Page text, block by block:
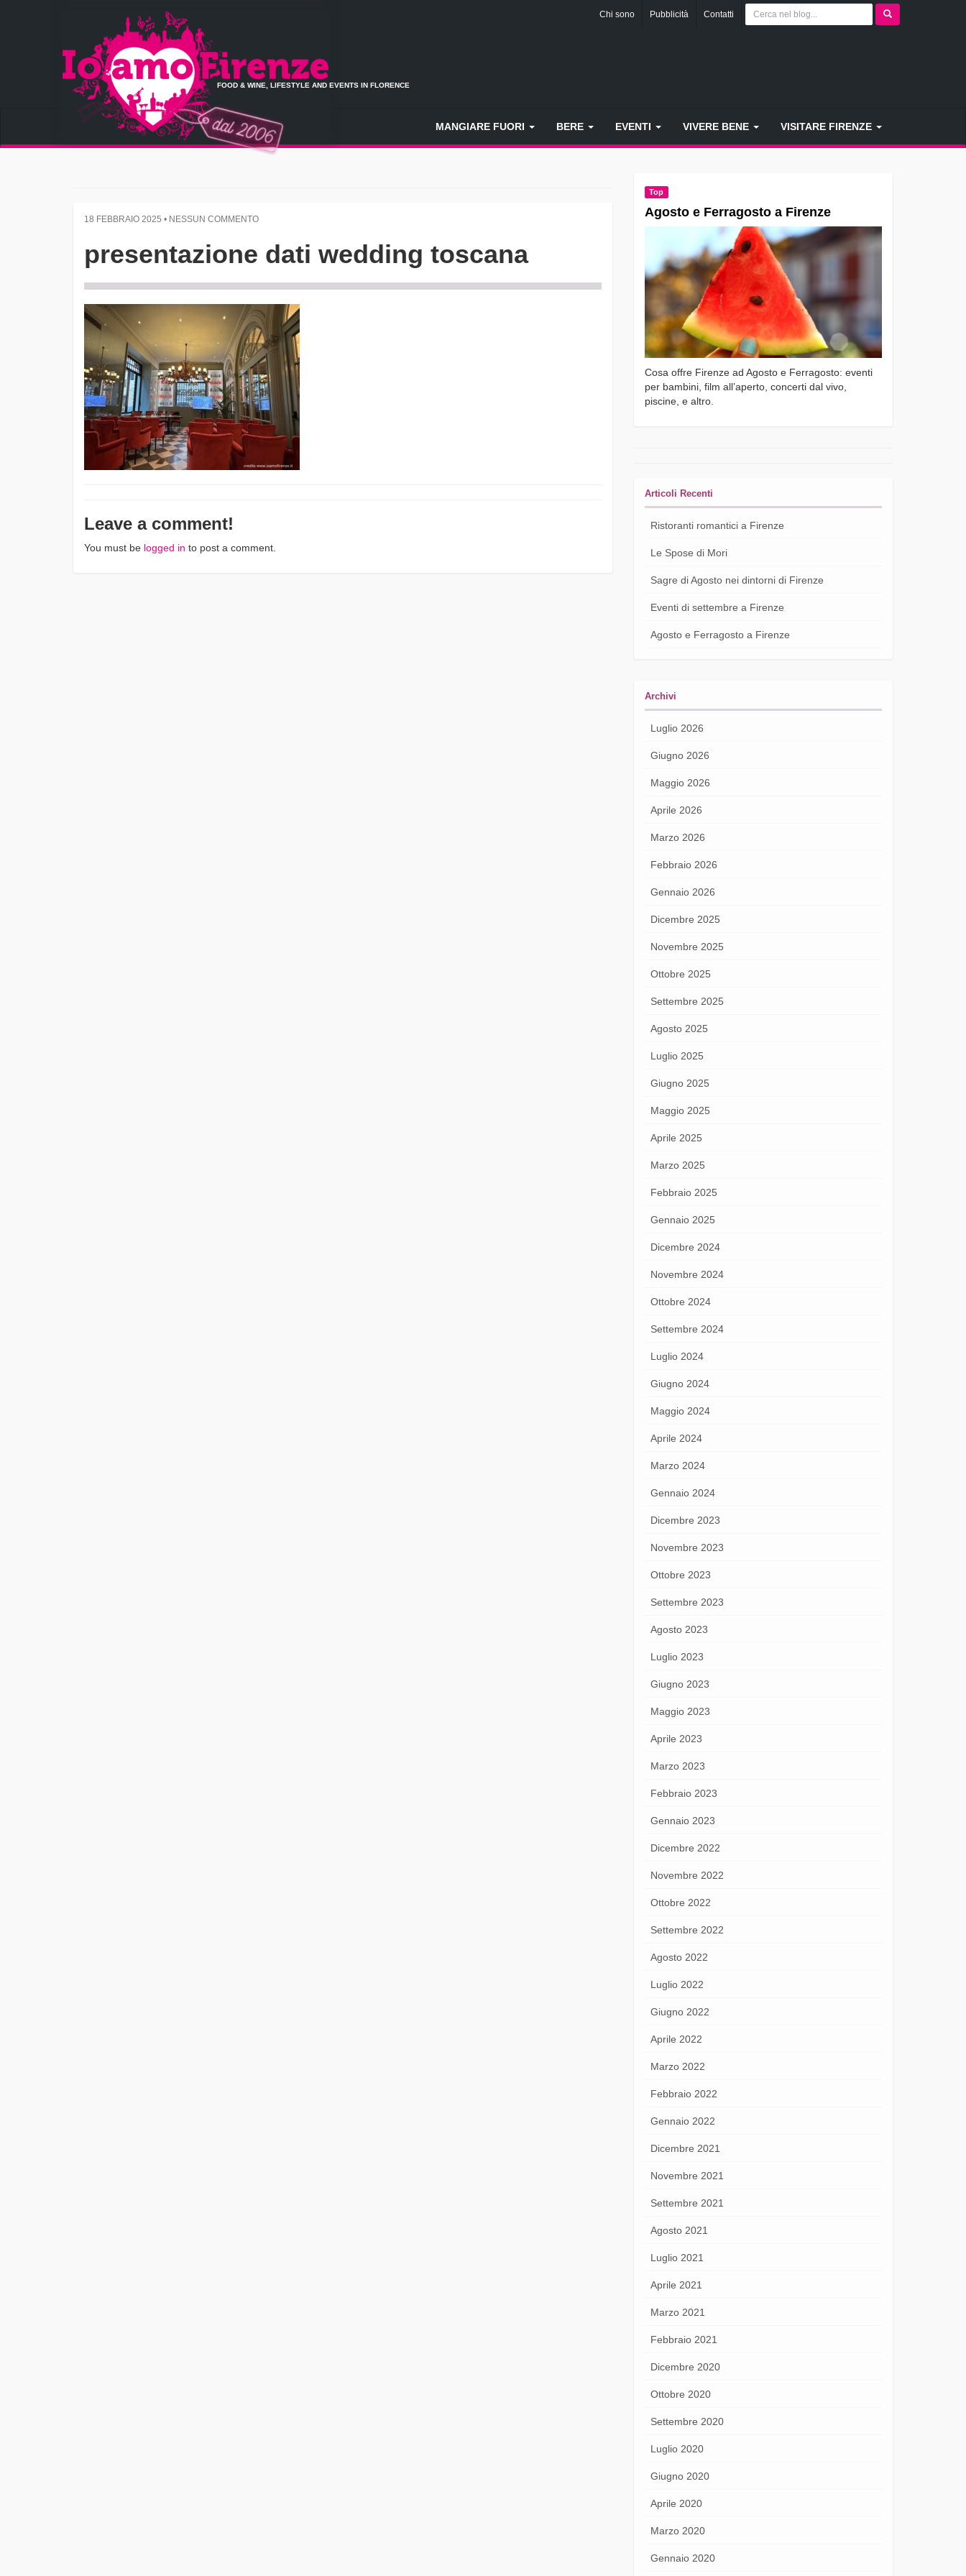
Chi sono Pubblicità Contatti
FOOD & WINE, LIFESTYLE AND EVENTS IN FLORENCE
MANGIARE FUORI BERE EVENTI VIVERE BENE VISITARE FIRENZE
18 FEBBRAIO 2025 • NESSUN COMMENTO
presentazione dati wedding toscana
Leave a comment!
You must be logged in to post a comment.
Top
Agosto e Ferragosto a Firenze
Cosa offre Firenze ad Agosto e Ferragosto: eventi
per bambini, film all’aperto, concerti dal vivo,
piscine, e altro.
Articoli Recenti
Ristoranti romantici a Firenze
Le Spose di Mori
Sagre di Agosto nei dintorni di Firenze
Eventi di settembre a Firenze
Agosto e Ferragosto a Firenze
Archivi
Luglio 2026
Giugno 2026
Maggio 2026
Aprile 2026
Marzo 2026
Febbraio 2026
Gennaio 2026
Dicembre 2025
Novembre 2025
Ottobre 2025
Settembre 2025
Agosto 2025
Luglio 2025
Giugno 2025
Maggio 2025
Aprile 2025
Marzo 2025
Febbraio 2025
Gennaio 2025
Dicembre 2024
Novembre 2024
Ottobre 2024
Settembre 2024
Luglio 2024
Giugno 2024
Maggio 2024
Aprile 2024
Marzo 2024
Gennaio 2024
Dicembre 2023
Novembre 2023
Ottobre 2023
Settembre 2023
Agosto 2023
Luglio 2023
Giugno 2023
Maggio 2023
Aprile 2023
Marzo 2023
Febbraio 2023
Gennaio 2023
Dicembre 2022
Novembre 2022
Ottobre 2022
Settembre 2022
Agosto 2022
Luglio 2022
Giugno 2022
Aprile 2022
Marzo 2022
Febbraio 2022
Gennaio 2022
Dicembre 2021
Novembre 2021
Settembre 2021
Agosto 2021
Luglio 2021
Aprile 2021
Marzo 2021
Febbraio 2021
Dicembre 2020
Ottobre 2020
Settembre 2020
Luglio 2020
Giugno 2020
Aprile 2020
Marzo 2020
Gennaio 2020